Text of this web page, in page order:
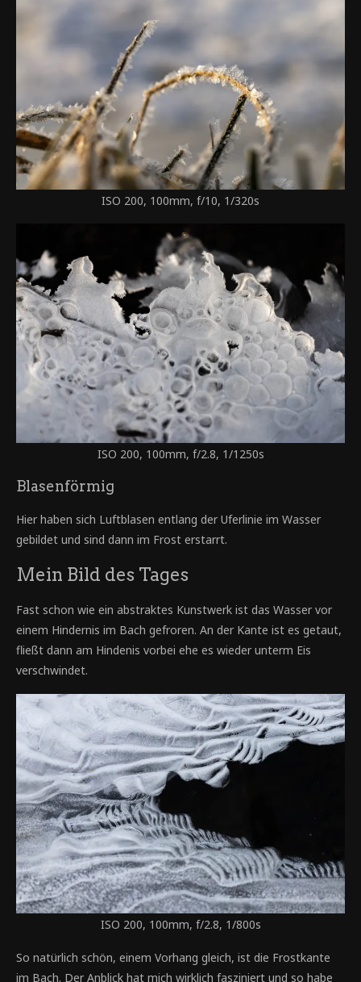
ISO 200, 100mm, f/10, 1/320s
ISO 200, 100mm, f/2.8, 1/1250s
Blasenförmig
Hier haben sich Luftblasen entlang der Uferlinie im Wasser
gebildet und sind dann im Frost erstarrt.
Mein Bild des Tages
Fast schon wie ein abstraktes Kunstwerk ist das Wasser vor
einem Hindernis im Bach gefroren. An der Kante ist es getaut,
fließt dann am Hindenis vorbei ehe es wieder unterm Eis
verschwindet.
ISO 200, 100mm, f/2.8, 1/800s
So natürlich schön, einem Vorhang gleich, ist die Frostkante
im Bach. Der Anblick hat mich wirklich fasziniert und so habe